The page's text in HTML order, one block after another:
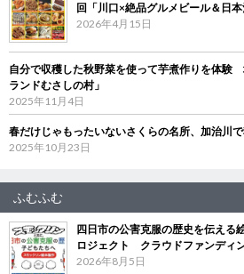
回「川口×絶品グルメビール＆日
2026年4月15日
自分で収穫した秋野菜を使って芋煮作りを体験
ランドむさしの村」
2025年11月4日
春だけじゃもったいないさくらの名所、加治川
2025年10月23日
ふむふむ
四日市の公害克服の歴史を伝える
ロジェクト クラウドファンディ
2026年8月5日